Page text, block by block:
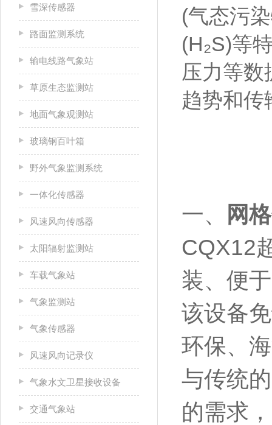
雪深传感器
路面监测系统
输电线路气象站
草原生态监测站
地面气象观测站
玻璃钢百叶箱
野外气象监测系统
一体化传感器
风速风向传感器
太阳辐射监测站
车载气象站
气象监测站
气象传感器
风速风向记录仪
气象水文卫星接收设备
交通气象站
(气态污
(H₂S)等
压力等数
趋势和传
一、
网
CQX12
装、便
该设备
环保、
与传统
的需求